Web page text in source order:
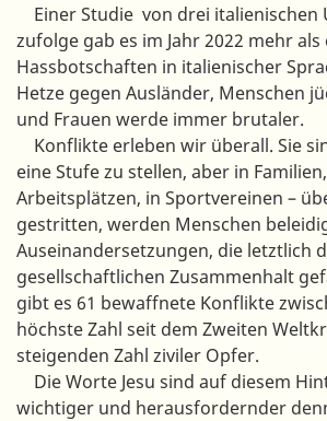
Einer Studie von drei italienischen
zufolge gab es im Jahr 2022 mehr
Hassbotschaften in italienischer
Hetze gegen Ausländer, Menschen
und Frauen werde immer brutaler.
Konflikte erleben wir überall. Sie
eine Stufe zu stellen, aber in
Arbeitsplätzen, in Sportvereinen –
gestritten, werden Menschen
Auseinandersetzungen, die letztlich
gesellschaftlichen Zusammenhalt
gibt es 61 bewaffnete Konflikte
höchste Zahl seit dem Zweiten
steigenden Zahl ziviler Opfer.
Die Worte Jesu sind auf diesem
wichtiger und herausfordernder